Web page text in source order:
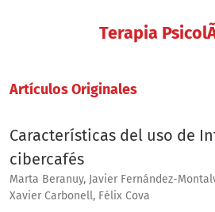
Terapia
Artí­culos Originales
Características del uso de
cibercafés
Marta Beranuy, Javier Fernández-
Xavier Carbonell, Félix Cova